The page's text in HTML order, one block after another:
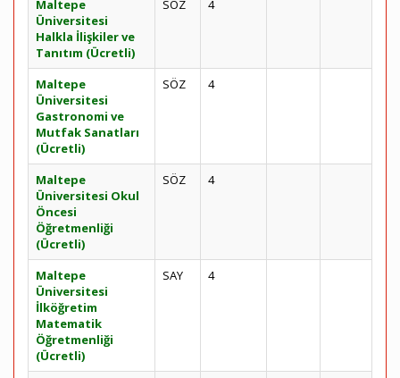
Maltepe
Üniversitesi
Halkla İlişkiler ve
Tanıtım (Ücretli)
SÖZ 4
Maltepe
Üniversitesi
Gastronomi ve
Mutfak Sanatları
(Ücretli)
SÖZ 4
Maltepe
Üniversitesi Okul
Öncesi
Öğretmenliği
(Ücretli)
SÖZ 4
Maltepe
Üniversitesi
İlköğretim
Matematik
Öğretmenliği
(Ücretli)
SAY 4